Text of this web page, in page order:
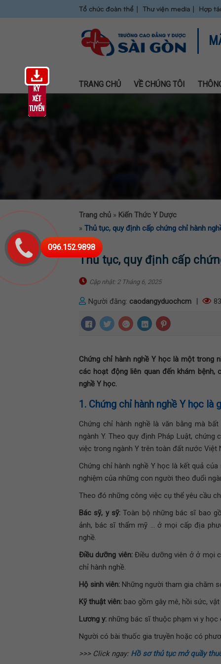
Tổ chức đoàn thể Thư viện media Hợp
TRANG CHỦ VỀ CHÚNG TÔI
096.152.9898
Trang chủ » Kiến Thức Y Dược
» Thủ tục, quy định cấp chứng chỉ hành
Thủ tục, quy định cấp
Cập nhật: 2 Tháng 6, 2025
Người đăng: caodangyduochcm
Chứng chỉ hành nghề Y học là một trong
các hoạt động liên quan đến khám bệnh,
nghề Y học.
1. Chứng chỉ hành nghề Y học là
Chứng chỉ hành nghề là văn bằng mà
ngành Y. Theo quy định Pháp Luật,
việc trong ngành Y trên toàn đất nước Việt
Chứng chỉ hành nghề Y học là kết quả
nghiệm của những con người theo đuổi
Theo đó những công việc cụ thể yêu cầu
Bác sỹ, y sỹ:Toàn bộ những bác sĩ bao
ảnh, bác sĩ thẩm mỹ … ở mọi cấp địa
nghề.
Điều dưỡng viên:Điều dưỡng viên ở ở mọi
chỉ hành nghề.
Hộ sinh viên: Những người tham gia chăm
Kỹ thuật viên: bao gồm gây mê, hồi sức,
Lương y: những bác sĩ thuộc phạm vi y học
Người có bài thuốc gia truyền hoặc có
>>> Click ngay: Hồ sơ thủ tục mở quầy